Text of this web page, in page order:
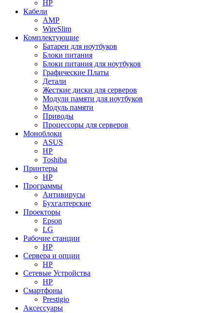
HP
Кабели
AMP
WireSlim
Комплектующие
Батареи для ноутбуков
Блоки питания
Блоки питания для ноутбуков
Графические Платы
Детали
Жесткие диски для серверов
Модули памяти для ноутбуков
Модуль памяти
Приводы
Процессоры для серверов
Моноблоки
ASUS
HP
Toshiba
Принтеры
HP
Программы
Антивирусы
Бухгалтерские
Проекторы
Epson
LG
Рабочие станции
HP
Сервера и опции
HP
Сетевые Устройства
HP
Смартфоны
Prestigio
Аксессуары